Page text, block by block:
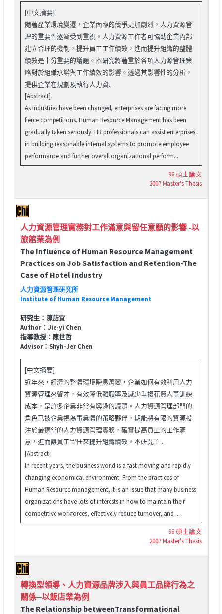
[中文摘要]
隨著產業環璄變遷，企業面臨的競爭更加劇烈，人力資源管
理的重要性逐漸受到重視。人力資源工作者可協助企業內部
建立合理的機制，提升員工工作績效，進而提升組織的整體
績效是十分重要的議題。本研究將著重於各項人力源管理策
略對於組織承諾與工作績效的影響。透過其影響性的分析，
提供企業在規劃及執行人力資...
[Abstract]
As industries have been changed, enterprises are facing more
fierce competitions. Human Resource Management has been
gradually taken seriously. HR professionals can assist enterprises
in building reasonable internal systems to promote employee
performance and further overall organizational perform...
96 碩士論文
2007 Master's Thesis
人力資源管理實務對工作滿意與留任意願的影響 -以
旅館業為例
The Influence of Human Resource Management
Practices on Job Satisfaction and Retention-The
Case of Hotel Industry
人力資源管理研究所
Institute of Human Resource Management
研究生：陳詰宜
Author：Jie-yi Chen
指導教授：陳世哲
Advisor：Shyh-Jer Chen
[中文摘要]
近年來，經濟的整體環境瞬息萬變，企業如何有效利用人力
資源管理來留才，有效降低離職率及減少重複花費人事訓練
成本，是許多企業非常有興趣的議題。人力資源管理部門的
角色已被企業視為事業體的策略夥伴，期能將有限的資源投
注於最適當的人力資源管理實務，確實提高員工的工作滿
意，進而讓員工留任來提升組織績效。本研究主...
[Abstract]
In recent years, the business world is a fast moving and rapidly
changing economical environment. From the practices of
Human Resource management, it is an issue that many business
organizations have lots of interests in how to maintain their
competitive workforces, effectively reduce turnover, and ...
96 碩士論文
2007 Master's Thesis
轉換型領導、人力資源品牌涉入與員工品牌行為之
關係─以飯店業為例
The Relationship betweenTransformational